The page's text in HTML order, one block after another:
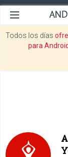
Todos los días
para Android